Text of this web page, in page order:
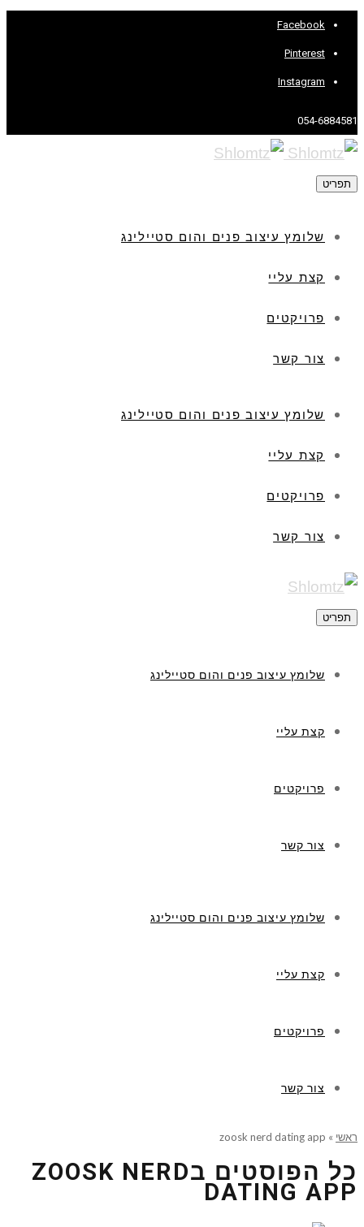
Facebook
Pinterest
Instagram
054-6884581
תפריט
שלומץ עיצוב פנים והום סטיילינג
קצת עליי
פרויקטים
צור קשר
שלומץ עיצוב פנים והום סטיילינג
קצת עליי
פרויקטים
צור קשר
תפריט
שלומץ עיצוב פנים והום סטיילינג
קצת עליי
פרויקטים
צור קשר
שלומץ עיצוב פנים והום סטיילינג
קצת עליי
פרויקטים
צור קשר
ראשי »
zoosk nerd dating app
כל הפוסטים בZOOSK NERD
DATING APP